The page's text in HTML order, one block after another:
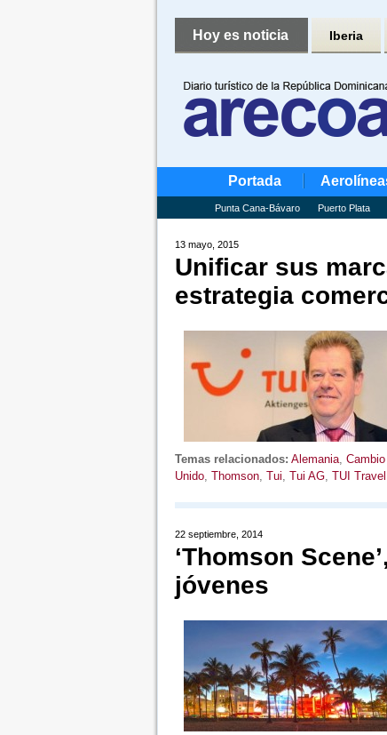
Hoy es noticia Iberia
Portada
Punta Cana-Bávaro Puerto Plata
13 mayo, 2015
Unificar sus
estrategia
Temas relacionados: Alemania,
Unido, Thomson, Tui, Tui AG, TUI
22 septiembre, 2014
‘Thomson
jóvenes